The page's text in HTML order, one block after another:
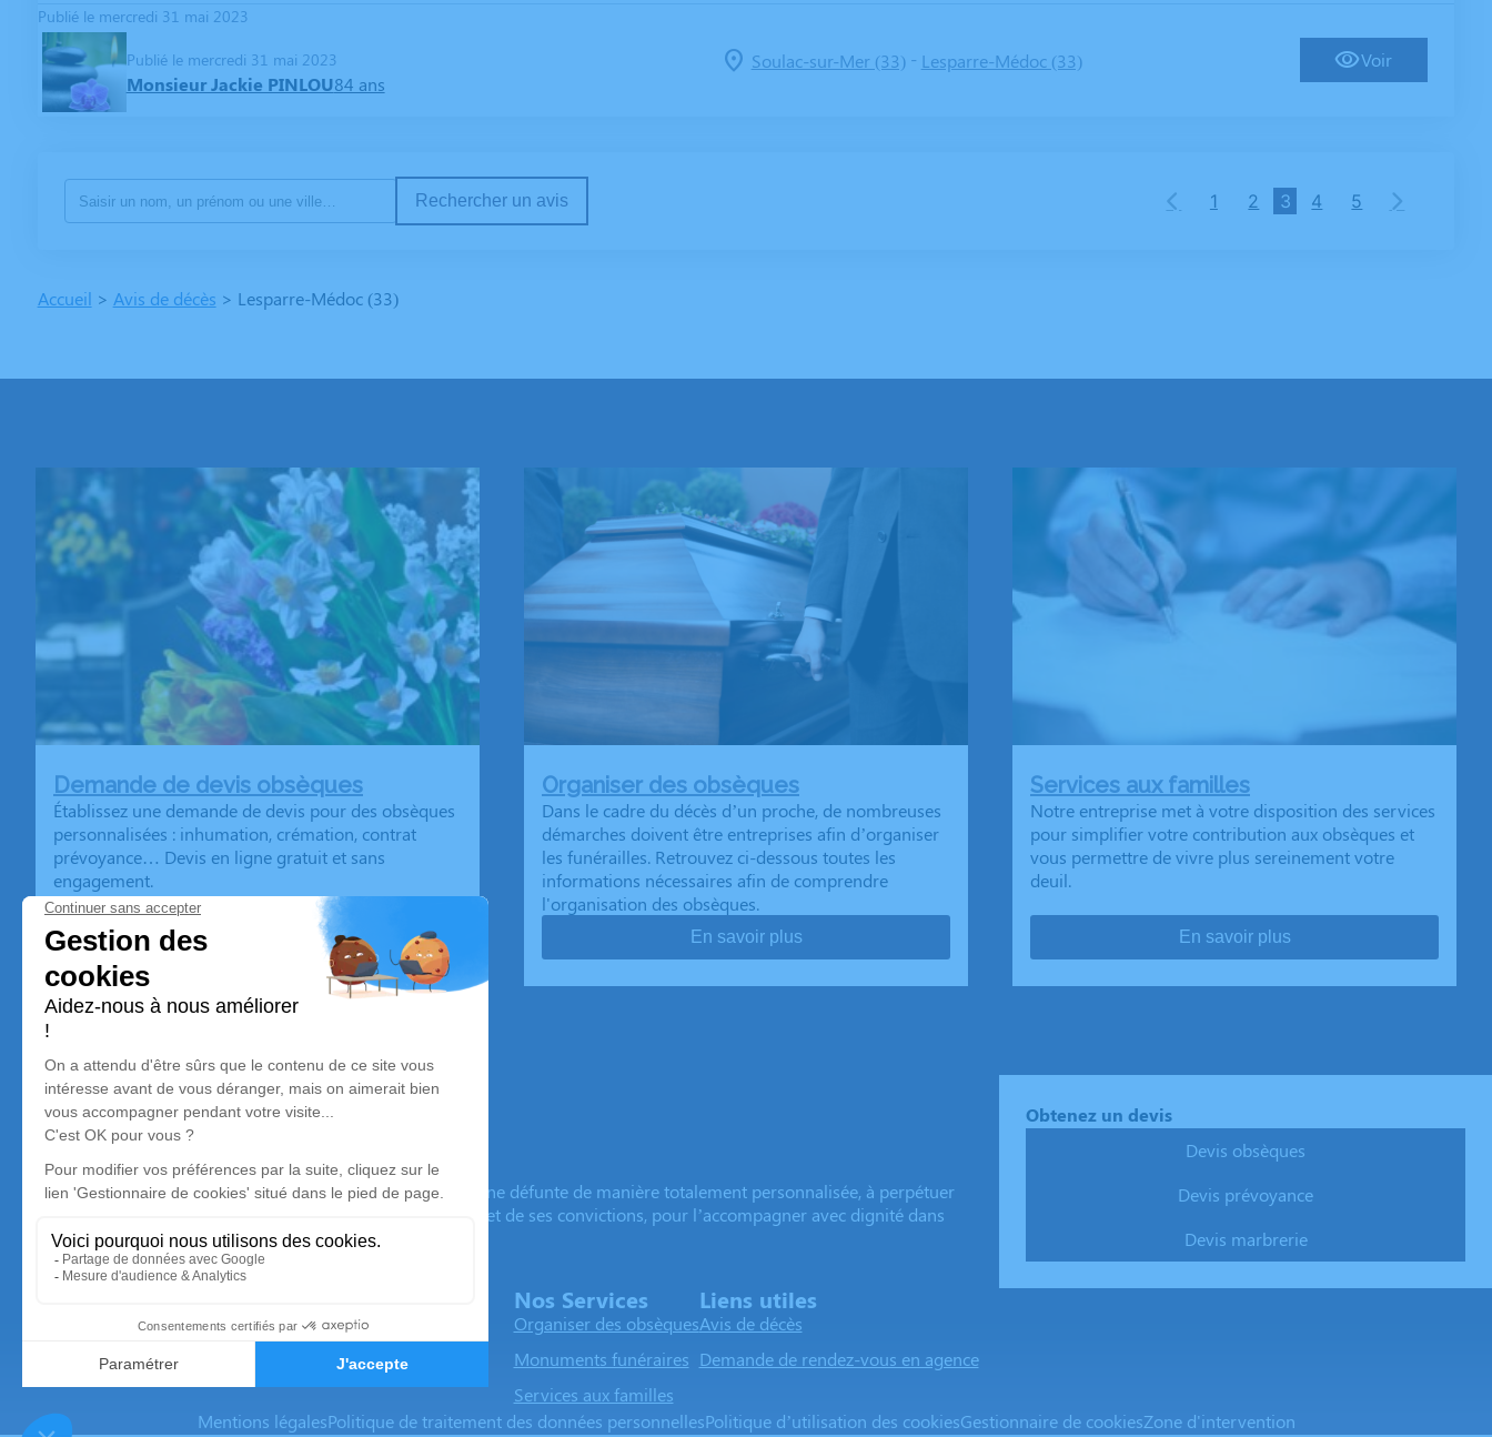
Publié le mercredi 31 mai 2023
Publié le mercredi 31 mai 2023
Monsieur Jackie PINLOU84 ans
Soulac-sur-Mer (33)- Lesparre-Médoc (33) Voir
Rechercher un avis 1 2 3 4 5
Accueil > Avis de décès > Lesparre-Médoc (33)
Demande de devis obsèques
Établissez une demande de devis pour des obsèques
personnalisées : inhumation, crémation, contrat
prévoyance… Devis en ligne gratuit et sans
engagement.
En savoir plus
Organiser des obsèques
Dans le cadre du décès d’un proche, de nombreuses
démarches doivent être entreprises afin d’organiser
les funérailles. Retrouvez ci-dessous toutes les
informations nécessaires afin de comprendre
l'organisation des obsèques.
En savoir plus
Services aux familles
Notre entreprise met à votre disposition des services
pour simplifier votre contribution aux obsèques et
vous permettre de vivre plus sereinement votre
deuil.
En savoir plus
Pompes Funèbres Soulacaises
Nos équipes vous aident à honorer la mémoire de la personne défunte de manière totalement personnalisée, à perpétuer
son souvenir dans le respect de ses volontés, de ses valeurs et de ses convictions, pour l’accompagner avec dignité dans
son dernier voyage.
Obtenez un devis
Devis obsèques
Devis prévoyance
Devis marbrerie
Nos Services
Organiser des obsèques
Monuments funéraires
Services aux familles
Liens utiles
Avis de décès
Demande de rendez-vous en agence
Mentions légalesPolitique de traitement des données personnellesPolitique d’utilisation des cookiesGestionnaire de cookiesZone d'intervention